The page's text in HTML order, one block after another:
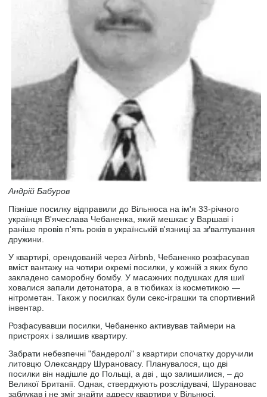
Андрій Бабуров
Пізніше посилку відправили до Вільнюса на ім'я 33-річного
українця В'ячеслава Чебаненка, який мешкає у Варшаві і
раніше провів п'ять років в українській в'язниці за зґвалтування
дружини.
У квартирі, орендованій через Airbnb, Чебаненко розфасував
вміст вантажу на чотири окремі посилки, у кожній з яких було
закладено саморобну бомбу. У масажних подушках для шиї
ховалися запали детонатора, а в тюбиках із косметикою —
нітрометан. Також у посилках були секс-іграшки та спортивний
інвентар.
Розфасувавши посилки, Чебаненко активував таймери на
пристроях і залишив квартиру.
Забрати небезпечні "бандеролі" з квартири спочатку доручили
литовцю Олександру Шурановасу. Планувалося, що дві
посилки він надішле до Польщі, а дві , що залишилися, – до
Великої Британії. Однак, стверджують розслідувачі, Шурановас
заблукав і не зміг знайти адресу квартири у Вільнюсі.